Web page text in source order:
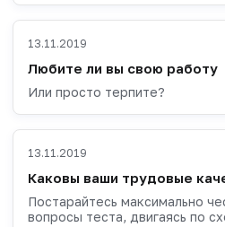
13.11.2019
Любите ли вы свою работу
Или просто терпите?
13.11.2019
Каковы ваши трудовые
Постарайтесь максимально
вопросы теста, двигаясь по